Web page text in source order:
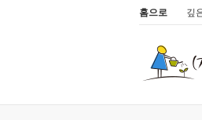
홈으로 깊